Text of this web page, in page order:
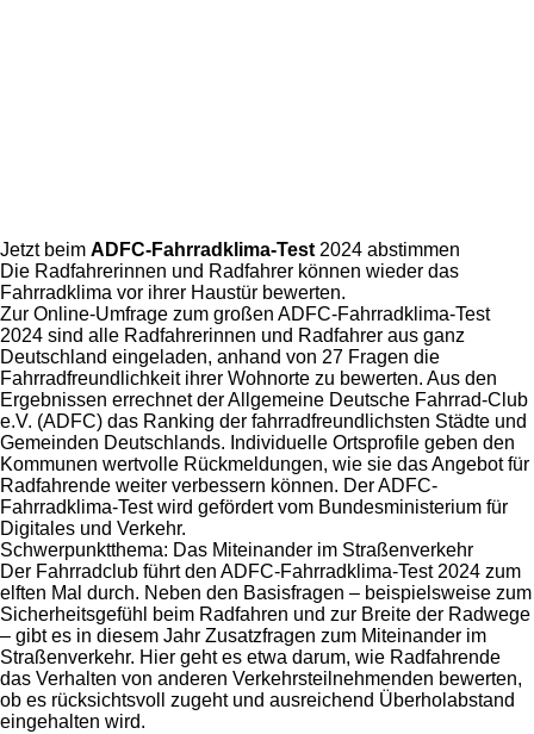
Jetzt beim ADFC-Fahrradklima-Test 2024 abstimmen
Die Radfahrerinnen und Radfahrer können wieder das
Fahrradklima vor ihrer Haustür bewerten.
Zur Online-Umfrage zum großen ADFC-Fahrradklima-Test
2024 sind alle Radfahrerinnen und Radfahrer aus ganz
Deutschland eingeladen, anhand von 27 Fragen die
Fahrradfreundlichkeit ihrer Wohnorte zu bewerten. Aus den
Ergebnissen errechnet der Allgemeine Deutsche Fahrrad-Club
e.V. (ADFC) das Ranking der fahrradfreundlichsten Städte und
Gemeinden Deutschlands. Individuelle Ortsprofile geben den
Kommunen wertvolle Rückmeldungen, wie sie das Angebot für
Radfahrende weiter verbessern können. Der ADFC-
Fahrradklima-Test wird gefördert vom Bundesministerium für
Digitales und Verkehr.
Schwerpunktthema: Das Miteinander im Straßenverkehr
Der Fahrradclub führt den ADFC-Fahrradklima-Test 2024 zum
elften Mal durch. Neben den Basisfragen – beispielsweise zum
Sicherheitsgefühl beim Radfahren und zur Breite der Radwege
– gibt es in diesem Jahr Zusatzfragen zum Miteinander im
Straßenverkehr. Hier geht es etwa darum, wie Radfahrende
das Verhalten von anderen Verkehrsteilnehmenden bewerten,
ob es rücksichtsvoll zugeht und ausreichend Überholabstand
eingehalten wird.